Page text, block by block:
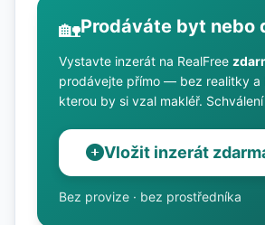
🏡Prodáváte byt nebo
Vystavte inzerát na RealFree
prodávejte přímo — bez realitky a
kterou by si vzal makléř.
Vložit inzerát
Bez provize · bez prostředníka